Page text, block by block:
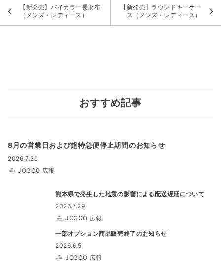
【新発売】バイカラー長財布
（メンズ・レディース）
【新発売】ラウンドキーケー
ス（メンズ・レディース）
おすすめ記事
8月の営業日および超特急便停止期間のお知らせ
2026.7.29
JOGGO 広報
熊本県で発生した地震の影響による配送遅延について
2026.7.29
JOGGO 広報
一部オプション商品販売終了のお知らせ
2026.6.5
JOGGO 広報